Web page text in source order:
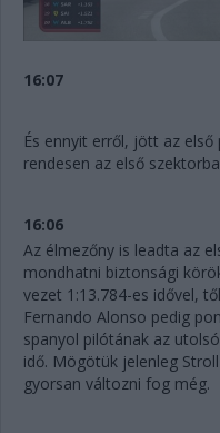
16:07
És ennyit erről, jött az
rendesen az első
16:06
Az élmezőny is leadta az
mondhatni biztonsági
vezet 1:13.784-es idővel,
Fernando Alonso pedig
spanyol pilótának az
idő. Mögötük jelenleg
gyorsan változni fog még.